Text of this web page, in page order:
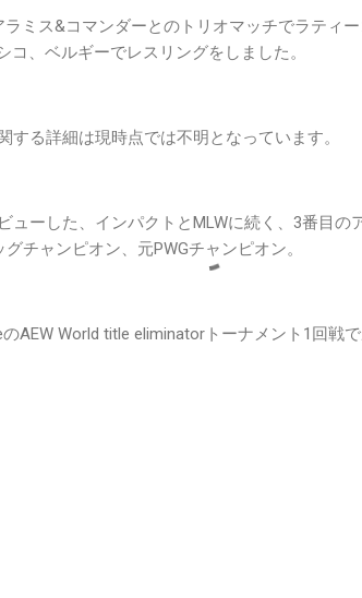
ラミス&コマンダーとのトリオマッチでラティ
、ベルギーでレスリングをしました。
する詳細は現時点では不明となっています。
ューした、インパクトとMLWに続く、3番目
チャンピオン、元PWGチャンピオン。
AEW World title eliminatorトーナメント1回戦